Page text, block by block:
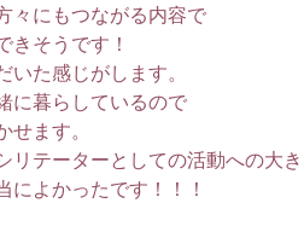
々にもつながる内容で
きそうです！
た感じがします。
に暮らしているので
ます。
リテーターとしての活動への大
によかったです！！！